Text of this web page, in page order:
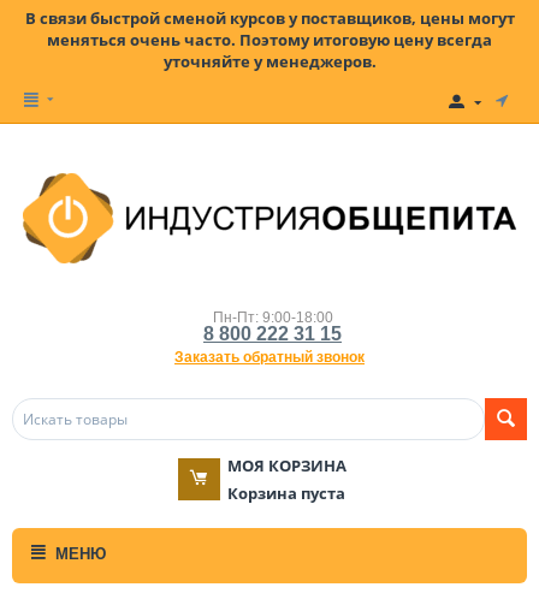
В связи быстрой сменой курсов у поставщиков, цены могут
меняться очень часто. Поэтому итоговую цену всегда
уточняйте у менеджеров.
Пн-Пт: 9:00-18:00
8 800 222 31 15
Заказать обратный звонок
МОЯ КОРЗИНА
Корзина пуста
МЕНЮ